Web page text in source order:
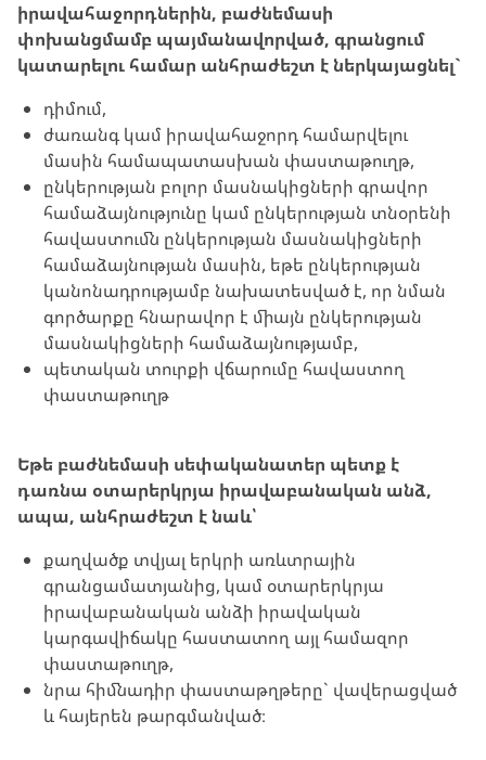
իրավահաջորդներին, բաժնեմասի
փոխանցմամբ պայմանավորված, գրանցում
կատարելու համար անհրաժեշտ է ներկայացնել`
դիմում,
ժառանգ կամ իրավահաջորդ համարվելու
մասին համապատասխան փաստաթուղթ,
ընկերության բոլոր մասնակիցների գրավոր
համաձայնությունը կամ ընկերության տնօրենի
հավաստումն ընկերության մասնակիցների
համաձայնության մասին, եթե ընկերության
կանոնադրությամբ նախատեսված է, որ նման
գործարքը հնարավոր է միայն ընկերության
մասնակիցների համաձայնությամբ,
պետական տուրքի վճարումը հավաստող
փաստաթուղթ
Եթե բաժնեմասի սեփականատեր պետք է
դառնա օտարերկրյա իրավաբանական անձ,
ապա, անհրաժեշտ է նաև՝
քաղվածք տվյալ երկրի առևտրային
գրանցամատյանից, կամ օտարերկրյա
իրավաբանական անձի իրավական
կարգավիճակը հաստատող այլ համազոր
փաստաթուղթ,
նրա հիմնադիր փաստաթղթերը` վավերացված
և հայերեն թարգմանված։